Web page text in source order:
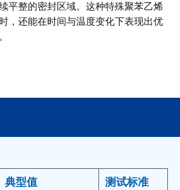
平整的密封区域。这种特殊聚苯乙烯
，还能在时间与温度变化下表现出优
典型值 测试标准